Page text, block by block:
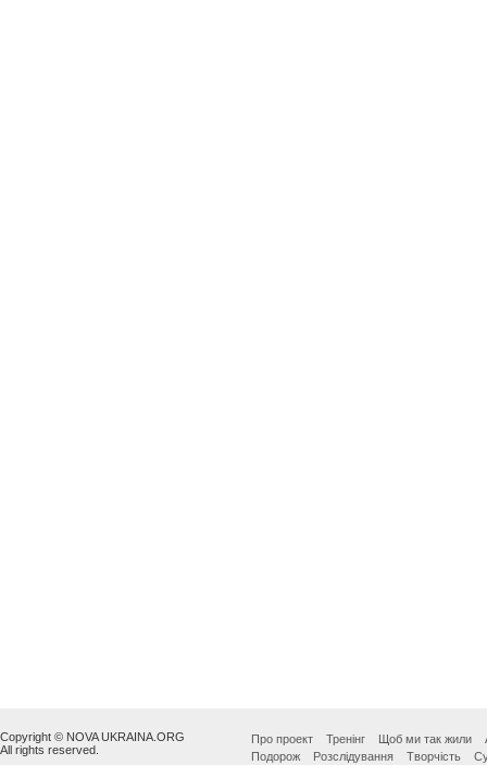
Copyright © NOVA UKRAINA.ORG
All rights reserved.
Про проект Тренінг Щоб ми так жили
Подорож
Розслідування Творчість